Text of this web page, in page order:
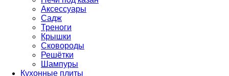
Аксессуары
Садж
Треноги
Крышки
Сковороды
Решётки
Шампуры
Кухонные плиты